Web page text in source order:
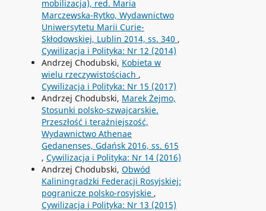
mobilizacja), red. Maria
Marczewska-Rytko, Wydawnictwo
Uniwersytetu Marii Curie-
Skłodowskiej, Lublin 2014, ss. 340 ,
Cywilizacja i Polityka: Nr 12 (2014)
Andrzej Chodubski, Kobieta w
wielu rzeczywistościach ,
Cywilizacja i Polityka: Nr 15 (2017)
Andrzej Chodubski, Marek Żejmo,
Stosunki polsko-szwajcarskie.
Przeszłość i teraźniejszość,
Wydawnictwo Athenae
Gedanenses, Gdańsk 2016, ss. 615
, Cywilizacja i Polityka: Nr 14 (2016)
Andrzej Chodubski, Obwód
Kaliningradzki Federacji Rosyjskiej:
pogranicze polsko-rosyjskie ,
Cywilizacja i Polityka: Nr 13 (2015)